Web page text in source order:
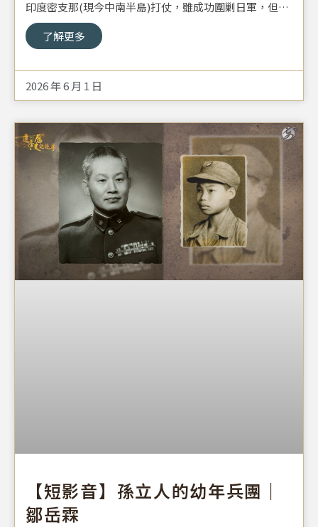
印度密支那(現今中南半島)打仗，雖成功圍剿日軍，但緬
甸的蠻荒森林令他難忘，他回憶去的時候有一萬多名國
軍，但最終回來的只剩下一千多人…。
了解更多
2026 年 6 月 1 日
【短影音】孫立人的幼年兵團｜
鄒岳霖